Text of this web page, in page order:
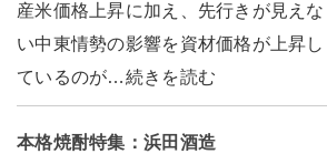
産米価格上昇に加え、先行きが見えな
い中東情勢の影響を資材価格が上昇し
ているのが…続きを読む
本格焼酎特集：浜田酒造